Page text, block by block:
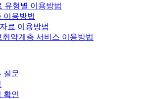
유형별 이용방법
이용방법
료 이용방법
취약계층 서비스 이용방법
질문
확인